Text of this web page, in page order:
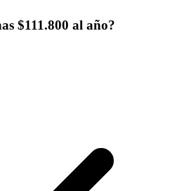
$111.800 al año?